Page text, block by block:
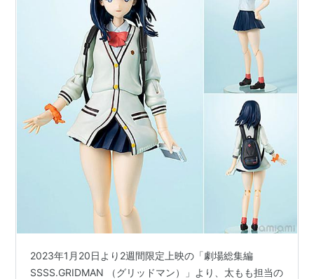
2023年1月20日より2週間限定上映の「劇場総集編
SSSS.GRIDMAN （グリッドマン）」より、太もも担当の